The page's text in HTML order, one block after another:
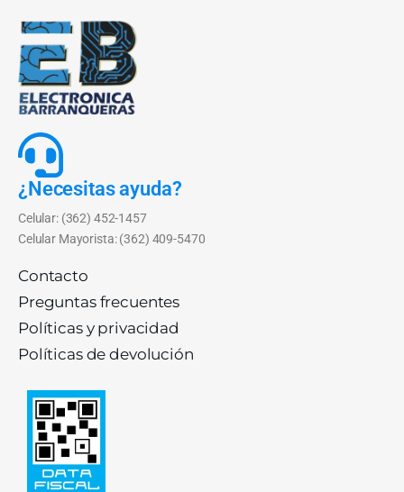
¿Necesitas ayuda?
Celular: (362) 452-1457
Celular Mayorista: (362) 409-5470
Contacto
Preguntas frecuentes
Políticas y privacidad
Políticas de devolución